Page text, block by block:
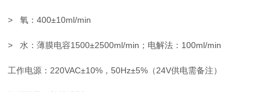
> 氧：400±10ml/min
> 水：薄膜电容1500±2500ml/min；电解法：100ml/min
工作电源：220VAC±10%，50Hz±5%（24V供电需备注）